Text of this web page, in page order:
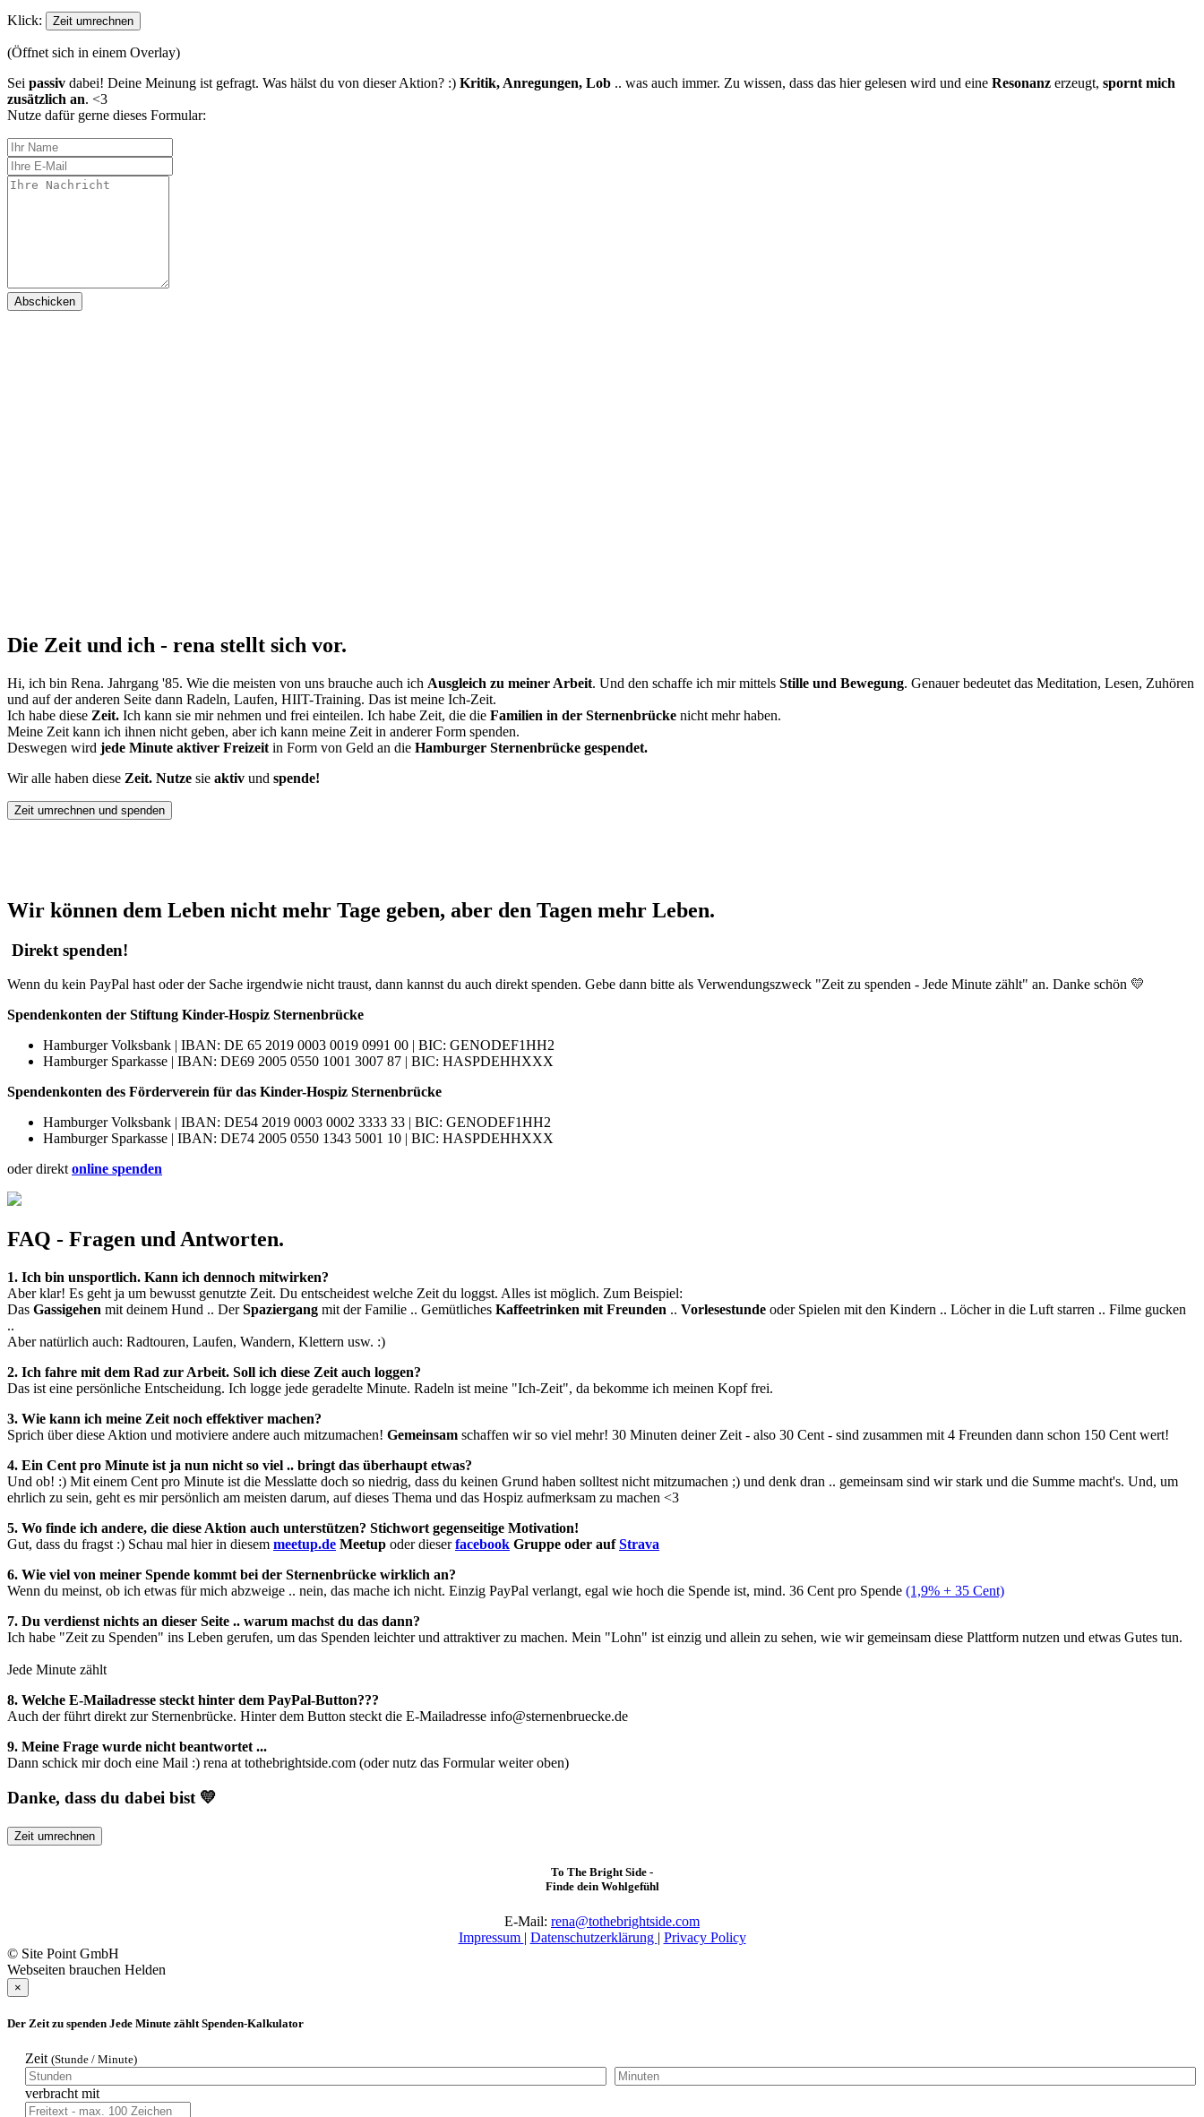
Klick: Zeit umrechnen
(Öffnet sich in einem Overlay)
Sei passiv dabei! Deine Meinung ist gefragt. Was hälst du von dieser Aktion? :) Kritik, Anregungen, Lob .. was auch immer. Zu wissen, dass das hier gelesen wird und eine Resonanz erzeugt, spornt mich
zusätzlich an. <3
Nutze dafür gerne dieses Formular:
Abschicken
Die Zeit und ich - rena stellt sich vor.
Hi, ich bin Rena. Jahrgang '85. Wie die meisten von uns brauche auch ich Ausgleich zu meiner Arbeit. Und den schaffe ich mir mittels Stille und Bewegung. Genauer bedeutet das Meditation, Lesen, Zuhören
und auf der anderen Seite dann Radeln, Laufen, HIIT-Training. Das ist meine Ich-Zeit.
Ich habe diese Zeit. Ich kann sie mir nehmen und frei einteilen. Ich habe Zeit, die die Familien in der Sternenbrücke nicht mehr haben.
Meine Zeit kann ich ihnen nicht geben, aber ich kann meine Zeit in anderer Form spenden.
Deswegen wird jede Minute aktiver Freizeit in Form von Geld an die Hamburger Sternenbrücke gespendet.
Wir alle haben diese Zeit. Nutze sie aktiv und spende!
Zeit umrechnen und spenden
Wir können dem Leben nicht mehr Tage geben, aber den Tagen mehr Leben.
Direkt spenden!
Wenn du kein PayPal hast oder der Sache irgendwie nicht traust, dann kannst du auch direkt spenden. Gebe dann bitte als Verwendungszweck "Zeit zu spenden - Jede Minute zählt" an. Danke schön 💛
Spendenkonten der Stiftung Kinder-Hospiz Sternenbrücke
Hamburger Volksbank | IBAN: DE 65 2019 0003 0019 0991 00 | BIC: GENODEF1HH2
Hamburger Sparkasse | IBAN: DE69 2005 0550 1001 3007 87 | BIC: HASPDEHHXXX
Spendenkonten des Förderverein für das Kinder-Hospiz Sternenbrücke
Hamburger Volksbank | IBAN: DE54 2019 0003 0002 3333 33 | BIC: GENODEF1HH2
Hamburger Sparkasse | IBAN: DE74 2005 0550 1343 5001 10 | BIC: HASPDEHHXXX
oder direkt online spenden
FAQ - Fragen und Antworten.
1. Ich bin unsportlich. Kann ich dennoch mitwirken?
Aber klar! Es geht ja um bewusst genutzte Zeit. Du entscheidest welche Zeit du loggst. Alles ist möglich. Zum Beispiel:
Das Gassigehen mit deinem Hund .. DerSpaziergang mit der Familie .. Gemütliches Kaffeetrinken mit Freunden .. Vorlesestunde oder Spielen mit den Kindern .. Löcher in die Luft starren .. Filme gucken
..
Aber natürlich auch: Radtouren, Laufen, Wandern, Klettern usw. :)
2. Ich fahre mit dem Rad zur Arbeit. Soll ich diese Zeit auch loggen?
Das ist eine persönliche Entscheidung. Ich logge jede geradelte Minute. Radeln ist meine "Ich-Zeit", da bekomme ich meinen Kopf frei.
3. Wie kann ich meine Zeit noch effektiver machen?
Sprich über diese Aktion und motiviere andere auch mitzumachen! Gemeinsam schaffen wir so viel mehr! 30 Minuten deiner Zeit - also 30 Cent - sind zusammen mit 4 Freunden dann schon 150 Cent wert!
4. Ein Cent pro Minute ist ja nun nicht so viel .. bringt das überhaupt etwas?
Und ob! :) Mit einem Cent pro Minute ist die Messlatte doch so niedrig, dass du keinen Grund haben solltest nicht mitzumachen ;) und denk dran .. gemeinsam sind wir stark und die Summe macht's. Und, um
ehrlich zu sein, geht es mir persönlich am meisten darum, auf dieses Thema und das Hospiz aufmerksam zu machen <3
5. Wo finde ich andere, die diese Aktion auch unterstützen? Stichwort gegenseitige Motivation!
Gut, dass du fragst :) Schau mal hier in diesem meetup.de Meetup oder dieserfacebook Gruppe oder aufStrava
6. Wie viel von meiner Spende kommt bei der Sternenbrücke wirklich an?
Wenn du meinst, ob ich etwas für mich abzweige .. nein, das mache ich nicht. Einzig PayPal verlangt, egal wie hoch die Spende ist, mind. 36 Cent pro Spende (1,9% + 35 Cent)
7. Du verdienst nichts an dieser Seite .. warum machst du das dann?
Ich habe "Zeit zu Spenden" ins Leben gerufen, um das Spenden leichter und attraktiver zu machen. Mein "Lohn" ist einzig und allein zu sehen, wie wir gemeinsam diese Plattform nutzen und etwas Gutes tun.
Jede Minute zählt
8. Welche E-Mailadresse steckt hinter dem PayPal-Button???
Auch der führt direkt zur Sternenbrücke. Hinter dem Button steckt die E-Mailadresse info@sternenbruecke.de
9. Meine Frage wurde nicht beantwortet ...
Dann schick mir doch eine Mail :) rena at tothebrightside.com (oder nutz das Formular weiter oben)
Danke, dass du dabei bist 💛
Zeit umrechnen
To The Bright Side -
Finde dein Wohlgefühl
E-Mail: rena@tothebrightside.com
Impressum | Datenschutzerklärung | Privacy Policy
© Site Point GmbH
Webseiten brauchen Helden
×
Der Zeit zu spenden Jede Minute zähltSpenden-Kalkulator
Zeit (Stunde / Minute)
verbracht mit